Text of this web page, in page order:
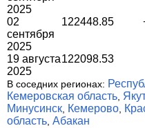
2025
02
сентября
2025
122448.85
19 августа
2025
122098.53
В соседних регионах:
Кемеровская область,
Минусинск, Кемерово,
область, Абакан